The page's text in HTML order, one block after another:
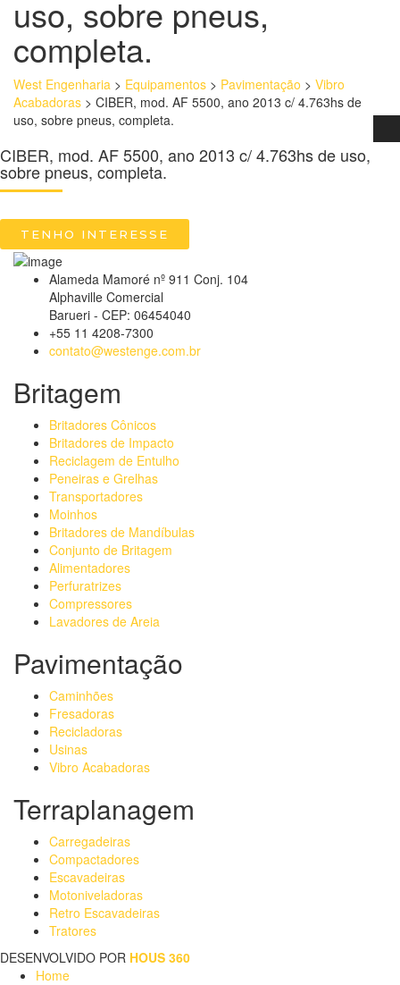
uso, sobre pneus,
completa.
West Engenharia > Equipamentos > Pavimentação > Vibro
Acabadoras > CIBER, mod. AF 5500, ano 2013 c/ 4.763hs de
uso, sobre pneus, completa.
CIBER, mod. AF 5500, ano 2013 c/ 4.763hs de uso,
sobre pneus, completa.
TENHO INTERESSE
Alameda Mamoré nº 911 Conj. 104
Alphaville Comercial
Barueri - CEP: 06454040
+55 11 4208-7300
contato@westenge.com.br
Britagem
Britadores Cônicos
Britadores de Impacto
Reciclagem de Entulho
Peneiras e Grelhas
Transportadores
Moinhos
Britadores de Mandíbulas
Conjunto de Britagem
Alimentadores
Perfuratrizes
Compressores
Lavadores de Areia
Pavimentação
Caminhões
Fresadoras
Recicladoras
Usinas
Vibro Acabadoras
Terraplanagem
Carregadeiras
Compactadores
Escavadeiras
Motoniveladoras
Retro Escavadeiras
Tratores
DESENVOLVIDO POR HOUS 360
Home